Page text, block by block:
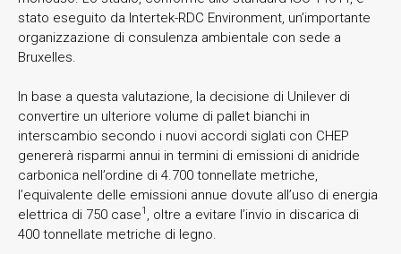
stato eseguito da Intertek-RDC Environment, un’importante
organizzazione di consulenza ambientale con sede a
Bruxelles.
In base a questa valutazione, la decisione di Unilever di
convertire un ulteriore volume di pallet bianchi in
interscambio secondo i nuovi accordi siglati con CHEP
genererà risparmi annui in termini di emissioni di anidride
carbonica nell’ordine di 4.700 tonnellate metriche,
l’equivalente delle emissioni annue dovute all’uso di energia
elettrica di 750 case1 , oltre a evitare l’invio in discarica di
400 tonnellate metriche di legno.